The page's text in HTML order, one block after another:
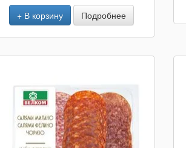
+ В корзину Подробнее